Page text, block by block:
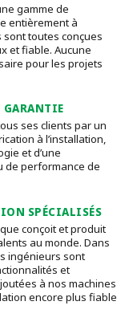
gamme de
entièrement à
sont toutes conçues
et fiable. Aucune
pour les projets
GARANTIE
ses clients par un
à l’installation,
et d’une
de performance de
SPÉCIALISÉS
conçoit et produit
au monde. Dans
ingénieurs sont
et
à nos machines
encore plus fiable